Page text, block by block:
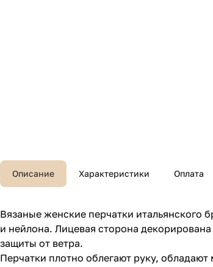
Описание Характеристики Оплата
Вязаные женские перчатки итальянского
и нейлона. Лицевая сторона
защиты от ветра.
Перчатки плотно облегают руку,